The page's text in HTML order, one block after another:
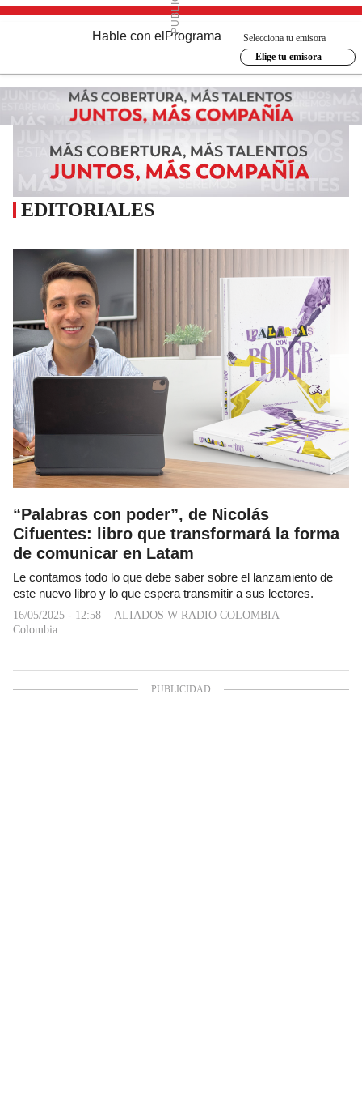
Hable con el Programa
Selecciona tu emisora
Elige tu emisora
EDITORIALES
“Palabras con poder”, de Nicolás
Cifuentes: libro que transformará la forma
de comunicar en Latam
Le contamos todo lo que debe saber sobre el lanzamiento de
este nuevo libro y lo que espera transmitir a sus lectores.
16/05/2025 - 12:58
ALIADOS W RADIO COLOMBIA
Colombia